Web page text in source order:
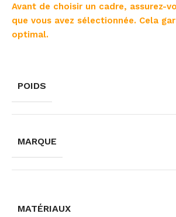
Avant de choisir un cadre, assurez-
que vous avez sélectionnée. Cela
optimal.
POIDS
MARQUE
MATÉRIAUX